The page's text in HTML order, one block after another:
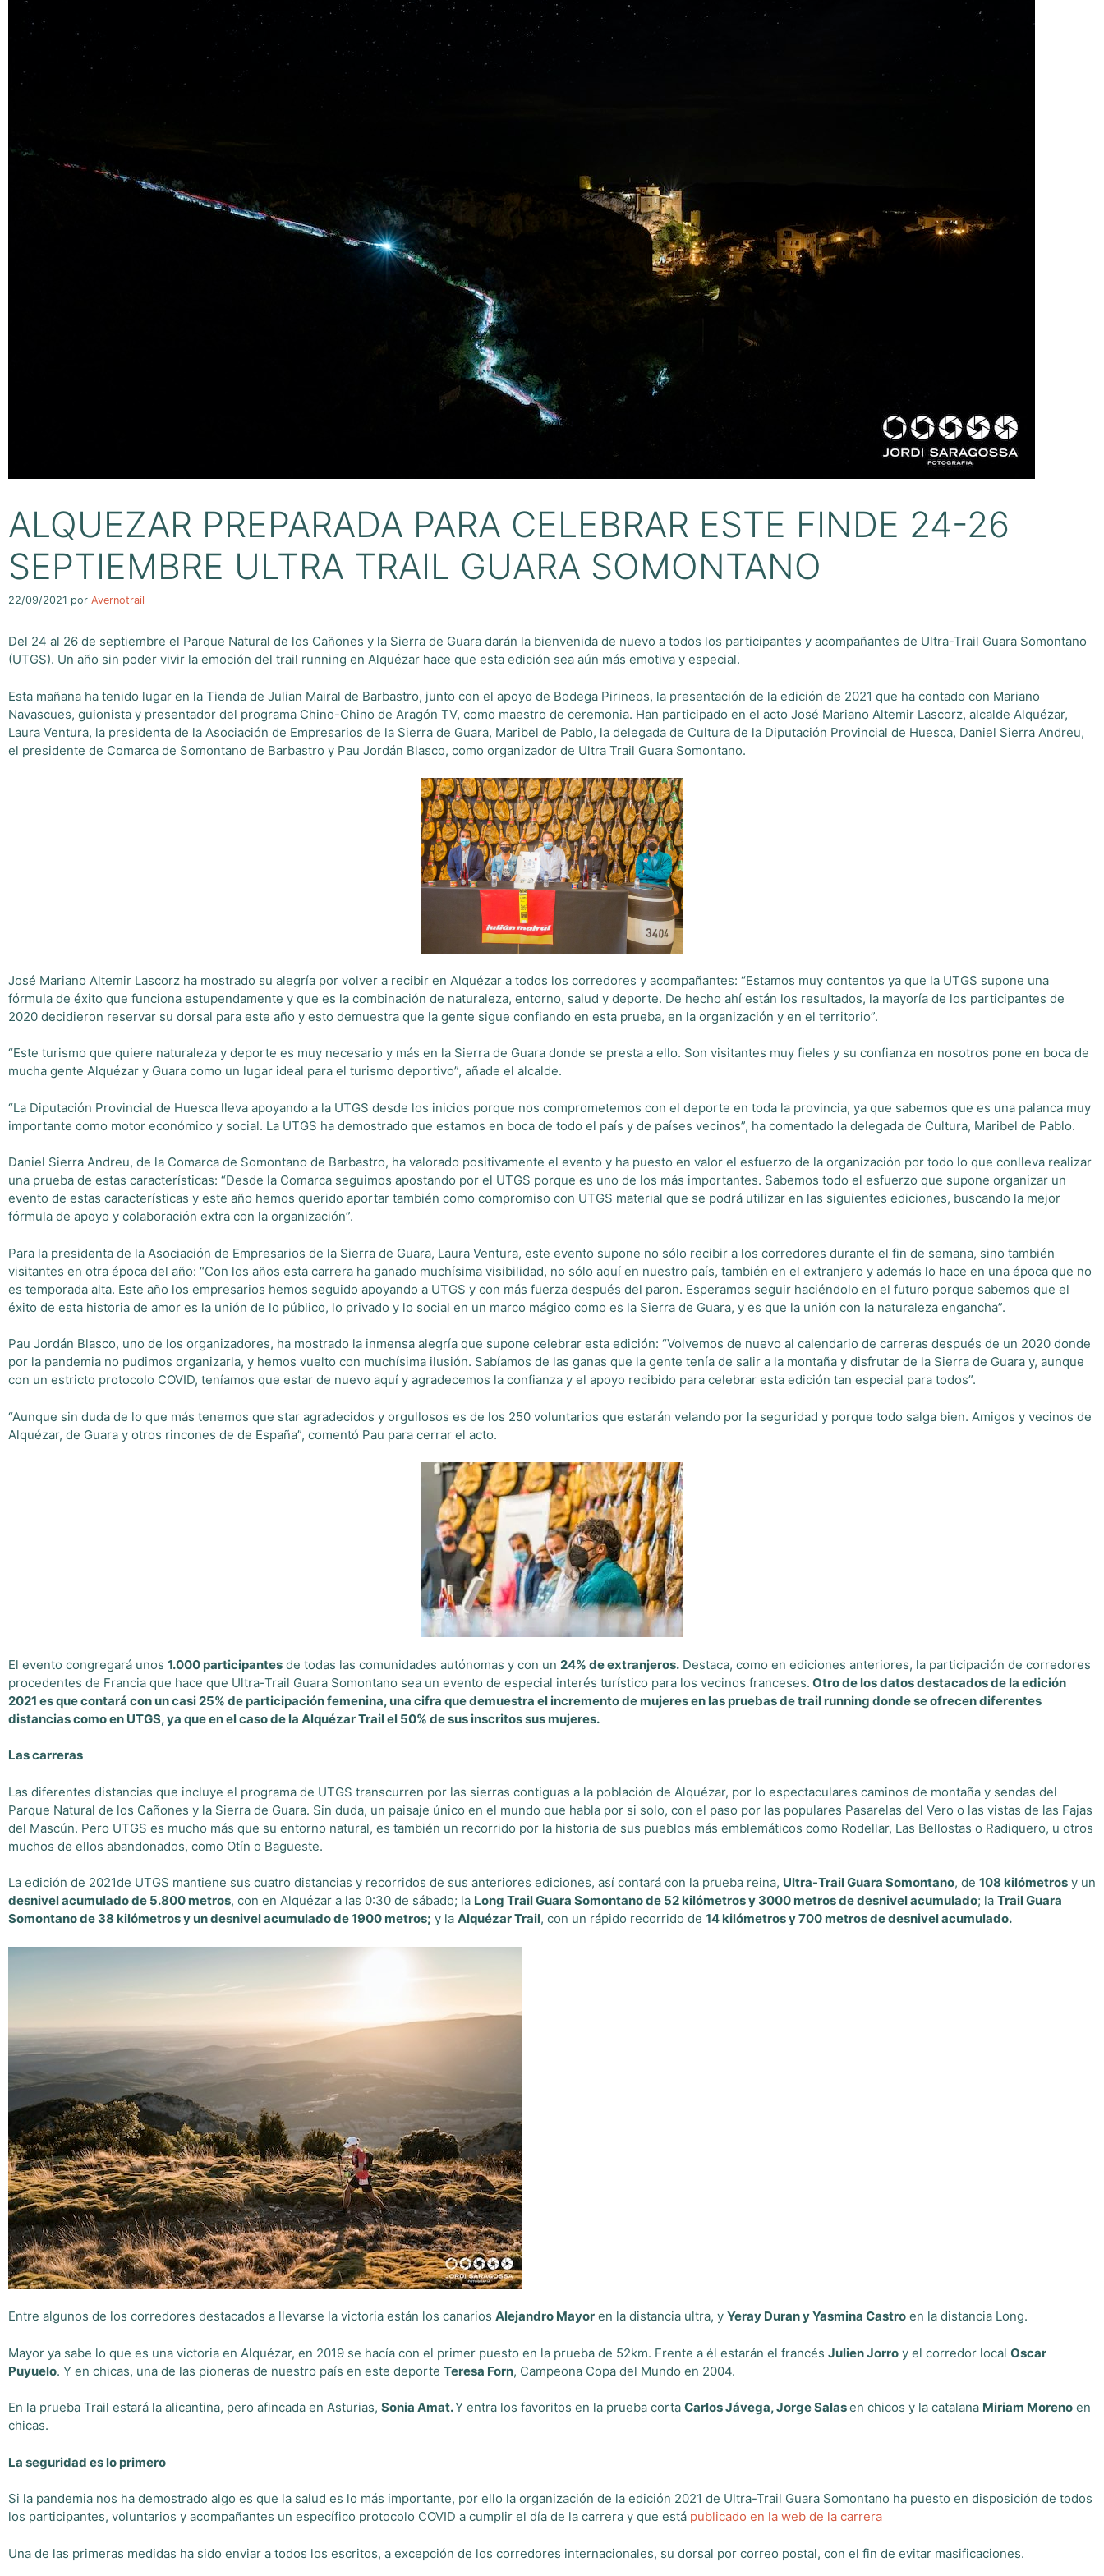
ALQUEZAR PREPARADA PARA CELEBRAR ESTE FINDE 24-26
SEPTIEMBRE ULTRA TRAIL GUARA SOMONTANO
22/09/2021 por Avernotrail
Del 24 al 26 de septiembre el Parque Natural de los Cañones y la Sierra de Guara darán la bienvenida de nuevo a todos los participantes y acompañantes de Ultra-Trail Guara Somontano
(UTGS). Un año sin poder vivir la emoción del trail running en Alquézar hace que esta edición sea aún más emotiva y especial.
Esta mañana ha tenido lugar en la Tienda de Julian Mairal de Barbastro, junto con el apoyo de Bodega Pirineos, la presentación de la edición de 2021 que ha contado con Mariano
Navascues, guionista y presentador del programa Chino-Chino de Aragón TV, como maestro de ceremonia. Han participado en el acto José Mariano Altemir Lascorz, alcalde Alquézar,
Laura Ventura, la presidenta de la Asociación de Empresarios de la Sierra de Guara, Maribel de Pablo, la delegada de Cultura de la Diputación Provincial de Huesca, Daniel Sierra Andreu,
el presidente de Comarca de Somontano de Barbastro y Pau Jordán Blasco, como organizador de Ultra Trail Guara Somontano.
José Mariano Altemir Lascorz ha mostrado su alegría por volver a recibir en Alquézar a todos los corredores y acompañantes: “Estamos muy contentos ya que la UTGS supone una
fórmula de éxito que funciona estupendamente y que es la combinación de naturaleza, entorno, salud y deporte. De hecho ahí están los resultados, la mayoría de los participantes de
2020 decidieron reservar su dorsal para este año y esto demuestra que la gente sigue confiando en esta prueba, en la organización y en el territorio”.
“Este turismo que quiere naturaleza y deporte es muy necesario y más en la Sierra de Guara donde se presta a ello. Son visitantes muy fieles y su confianza en nosotros pone en boca de
mucha gente Alquézar y Guara como un lugar ideal para el turismo deportivo”, añade el alcalde.
“La Diputación Provincial de Huesca lleva apoyando a la UTGS desde los inicios porque nos comprometemos con el deporte en toda la provincia, ya que sabemos que es una palanca muy
importante como motor económico y social. La UTGS ha demostrado que estamos en boca de todo el país y de países vecinos”, ha comentado la delegada de Cultura, Maribel de Pablo.
Daniel Sierra Andreu, de la Comarca de Somontano de Barbastro, ha valorado positivamente el evento y ha puesto en valor el esfuerzo de la organización por todo lo que conlleva realizar
una prueba de estas características: “Desde la Comarca seguimos apostando por el UTGS porque es uno de los más importantes. Sabemos todo el esfuerzo que supone organizar un
evento de estas características y este año hemos querido aportar también como compromiso con UTGS material que se podrá utilizar en las siguientes ediciones, buscando la mejor
fórmula de apoyo y colaboración extra con la organización”.
Para la presidenta de la Asociación de Empresarios de la Sierra de Guara, Laura Ventura, este evento supone no sólo recibir a los corredores durante el fin de semana, sino también
visitantes en otra época del año: “Con los años esta carrera ha ganado muchísima visibilidad, no sólo aquí en nuestro país, también en el extranjero y además lo hace en una época que no
es temporada alta. Este año los empresarios hemos seguido apoyando a UTGS y con más fuerza después del paron. Esperamos seguir haciéndolo en el futuro porque sabemos que el
éxito de esta historia de amor es la unión de lo público, lo privado y lo social en un marco mágico como es la Sierra de Guara, y es que la unión con la naturaleza engancha”.
Pau Jordán Blasco, uno de los organizadores, ha mostrado la inmensa alegría que supone celebrar esta edición: “Volvemos de nuevo al calendario de carreras después de un 2020 donde
por la pandemia no pudimos organizarla, y hemos vuelto con muchísima ilusión. Sabíamos de las ganas que la gente tenía de salir a la montaña y disfrutar de la Sierra de Guara y, aunque
con un estricto protocolo COVID, teníamos que estar de nuevo aquí y agradecemos la confianza y el apoyo recibido para celebrar esta edición tan especial para todos”.
“Aunque sin duda de lo que más tenemos que star agradecidos y orgullosos es de los 250 voluntarios que estarán velando por la seguridad y porque todo salga bien. Amigos y vecinos de
Alquézar, de Guara y otros rincones de de España”, comentó Pau para cerrar el acto.
El evento congregará unos 1.000 participantes de todas las comunidades autónomas y con un 24% de extranjeros. Destaca, como en ediciones anteriores, la participación de corredores
procedentes de Francia que hace que Ultra-Trail Guara Somontano sea un evento de especial interés turístico para los vecinos franceses. Otro de los datos destacados de la edición
2021 es que contará con un casi 25% de participación femenina, una cifra que demuestra el incremento de mujeres en las pruebas de trail running donde se ofrecen diferentes
distancias como en UTGS, ya que en el caso de la Alquézar Trail el 50% de sus inscritos sus mujeres.
Las carreras
Las diferentes distancias que incluye el programa de UTGS transcurren por las sierras contiguas a la población de Alquézar, por lo espectaculares caminos de montaña y sendas del
Parque Natural de los Cañones y la Sierra de Guara. Sin duda, un paisaje único en el mundo que habla por si solo, con el paso por las populares Pasarelas del Vero o las vistas de las Fajas
del Mascún. Pero UTGS es mucho más que su entorno natural, es también un recorrido por la historia de sus pueblos más emblemáticos como Rodellar, Las Bellostas o Radiquero, u otros
muchos de ellos abandonados, como Otín o Bagueste.
La edición de 2021de UTGS mantiene sus cuatro distancias y recorridos de sus anteriores ediciones, así contará con la prueba reina, Ultra-Trail Guara Somontano, de 108 kilómetros y un
desnivel acumulado de 5.800 metros, con en Alquézar a las 0:30 de sábado; la Long Trail Guara Somontano de 52 kilómetros y 3000 metros de desnivel acumulado; la Trail Guara
Somontano de 38 kilómetros y un desnivel acumulado de 1900 metros; y la Alquézar Trail, con un rápido recorrido de 14 kilómetros y 700 metros de desnivel acumulado.
Entre algunos de los corredores destacados a llevarse la victoria están los canarios Alejandro Mayor en la distancia ultra, y Yeray Duran y Yasmina Castro en la distancia Long.
Mayor ya sabe lo que es una victoria en Alquézar, en 2019 se hacía con el primer puesto en la prueba de 52km. Frente a él estarán el francés Julien Jorro y el corredor local Oscar
Puyuelo. Y en chicas, una de las pioneras de nuestro país en este deporte Teresa Forn, Campeona Copa del Mundo en 2004.
En la prueba Trail estará la alicantina, pero afincada en Asturias, Sonia Amat.Y entra los favoritos en la prueba corta Carlos Jávega, Jorge Salasen chicos y la catalana Miriam Moreno en
chicas.
La seguridad es lo primero
Si la pandemia nos ha demostrado algo es que la salud es lo más importante, por ello la organización de la edición 2021 de Ultra-Trail Guara Somontano ha puesto en disposición de todos
los participantes, voluntarios y acompañantes un específico protocolo COVID a cumplir el día de la carrera y que está publicado en la web de la carrera
Una de las primeras medidas ha sido enviar a todos los escritos, a excepción de los corredores internacionales, su dorsal por correo postal, con el fin de evitar masificaciones.